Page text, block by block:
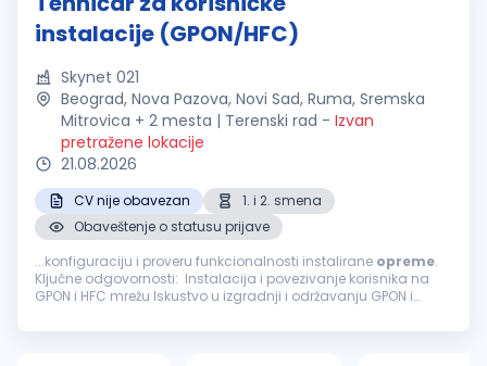
instalacije (GPON/HFC)
Skynet 021
Beograd, Nova Pazova, Novi Sad, Ruma, Sremska
Mitrovica + 2 mesta | Terenski rad - Izvan
pretražene lokacije
21.08.2026
CV nije obavezan
1. i 2. smena
Obaveštenje o statusu prijave
...konfiguraciju i proveru funkcionalnosti instalirane opreme.
Ključne odgovornosti: Instalacija i povezivanje korisnika na
GPON i HFC mrežu Iskustvo u izgradnji i održavanju GPON i
dokumentacije (šeme...